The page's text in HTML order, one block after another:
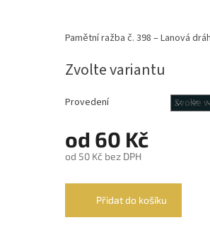
od 60 Kč
od 50 Kč bez DPH
Zvolte variantu
Provedení
Přidat do košíku
Pamětní ražba č. 398 – Lanová